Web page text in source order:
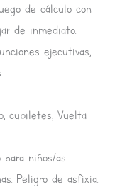
de cálculo con
de inmediato.
ejecutivas,
cubiletes, Vuelta
para niños/as
Peligro de asfixia.